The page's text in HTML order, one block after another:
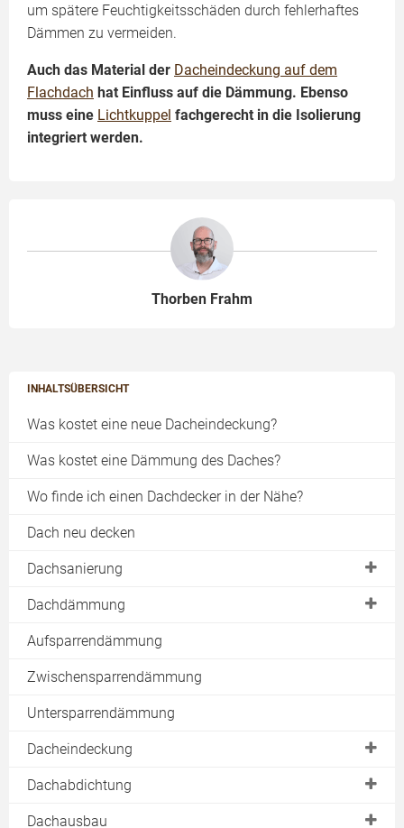
INHALTSÜBERSICHT
Was kostet eine neue Dacheindeckung?
Was kostet eine Dämmung des Daches?
Wo finde ich einen Dachdecker in der Nähe?
Dach neu decken
Dachsanierung
Dachstuhl
Pfetten
Kosten
Dachkonstruktion
Dachhaut
Dachdämmung
Dach dämmen
EnEV Vorgaben
Aufsparrendämmung
Zwischensparrdämmung
Untersparrendämmung
Dämmstoffe
Aufsparrendämmung
Zwischensparrendämmung
Untersparrendämmung
Dacheindeckung
Dach decken
Dachbeschichtung
Dachabdichtung
Flachdachabdichtung
Dachausbau
um spätere Feuchtigkeitsschäden durch fehlerhaftes
Dämmen zu vermeiden.
Auch das Material der Dacheindeckung auf dem
Flachdach hat Einfluss auf die Dämmung. Ebenso
muss eine Lichtkuppel fachgerecht in die Isolierung
integriert werden.
Thorben Frahm